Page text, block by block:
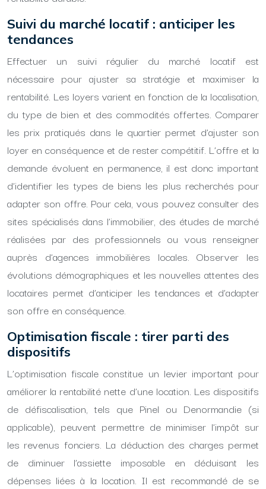
Suivi du marché locatif : anticiper les
tendances
Effectuer un suivi régulier du marché locatif est
nécessaire pour ajuster sa stratégie et maximiser la
rentabilité. Les loyers varient en fonction de la localisation,
du type de bien et des commodités offertes. Comparer
les prix pratiqués dans le quartier permet d’ajuster son
loyer en conséquence et de rester compétitif. L’offre et la
demande évoluent en permanence, il est donc important
d’identifier les types de biens les plus recherchés pour
adapter son offre. Pour cela, vous pouvez consulter des
sites spécialisés dans l’immobilier, des études de marché
réalisées par des professionnels ou vous renseigner
auprès d’agences immobilières locales. Observer les
évolutions démographiques et les nouvelles attentes des
locataires permet d’anticiper les tendances et d’adapter
son offre en conséquence.
Optimisation fiscale : tirer parti des
dispositifs
L’optimisation fiscale constitue un levier important pour
améliorer la rentabilité nette d’une location. Les dispositifs
de défiscalisation, tels que Pinel ou Denormandie (si
applicable), peuvent permettre de minimiser l’impôt sur
les revenus fonciers. La déduction des charges permet
de diminuer l’assiette imposable en déduisant les
dépenses liées à la location. Il est recommandé de se